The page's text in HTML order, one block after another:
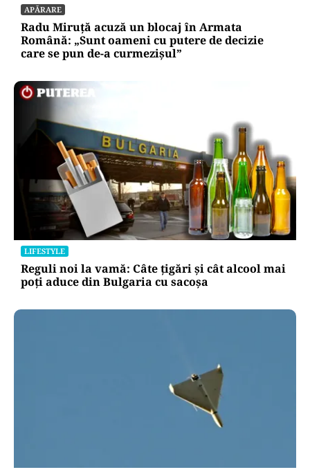
APĂRARE
Radu Miruță acuză un blocaj în Armata
Română: „Sunt oameni cu putere de decizie
care se pun de-a curmezișul”
LIFESTYLE
Reguli noi la vamă: Câte țigări și cât alcool mai
poți aduce din Bulgaria cu sacoșa